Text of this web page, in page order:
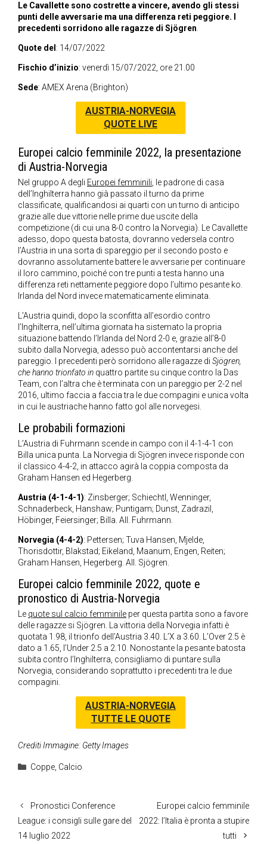
Le Cavallette sono costrette a vincere, avendo gli stessi
punti delle avversarie ma una differenza reti peggiore. I
precedenti sorridono alle ragazze di Sjögren.
Quote del : 14/07/2022
Fischio d’inizio: venerdì 15/07/2022, ore 21.00
Sede: AMEX Arena (Brighton)
AUSTRIA-NORVEGIA
QUOTE LIVE
Europei calcio femminile 2022, la presentazione
di Austria-Norvegia
Nel gruppo A degli Europei femminili, le padrone di casa
dell’Inghilterra hanno già passato il turno da prime
classificate, qualificandosi ai quarti con un turno di anticipo
grazie alle due vittorie nelle prime due uscite della
competizione (di cui una 8-0 contro la Norvegia). Le Cavallette
adesso, dopo questa batosta, dovranno vedersela contro
l’Austria in una sorta di spareggio per il secondo posto e
dovranno assolutamente battere le avversarie per continuare
il loro cammino, poiché con tre punti a testa hanno una
differenza reti nettamente peggiore dopo l’ultimo pesante ko.
Irlanda del Nord invece matematicamente eliminata.
L’Austria quindi, dopo la sconfitta all’esordio contro
l’Inghilterra, nell’ultima giornata ha sistemato la propria
situazione battendo l’Irlanda del Nord 2-0 e, grazie all’8-0
subito dalla Norvegia, adesso può accontentarsi anche del
pareggio. I precedenti però sorridono alle ragazze di Sjögren,
che hanno trionfato in quattro partite su cinque contro la Das
Team, con l’altra che è terminata con un pareggio per 2-2 nel
2016, ultimo faccia a faccia tra le due compagini e unica volta
in cui le austriache hanno fatto gol alle norvegesi.
Le probabili formazioni
L’Austria di Fuhrmann scende in campo con il 4-1-4-1 con
Billa unica punta. La Norvegia di Sjögren invece risponde con
il classico 4-4-2, in attacco agirà la coppia composta da
Graham Hansen ed Hegerberg.
Austria (4-1-4-1): Zinsberger; Schiechtl, Wenninger,
Schnaderbeck, Hanshaw; Puntigam; Dunst, Zadrazil,
Höbinger, Feiersinger; Billa. All. Fuhrmann.
Norvegia (4-4-2): Pettersen; Tuva Hansen, Mjelde,
Thorisdottir, Blakstad; Eikeland, Maanum, Engen, Reiten;
Graham Hansen, Hegerberg. All. Sjögren.
Europei calcio femminile 2022, quote e
pronostico di Austria-Norvegia
Le quote sul calcio femminile per questa partita sono a favore
delle ragazze si Sjögren. La vittoria della Norvegia infatti è
quotata 1.98, il trionfo dell’Austria 3.40. L’X a 3.60. L’Over 2.5 è
dato a 1.65, l’Under 2.5 a 2.10. Nonostante la pesante batosta
subita contro l’Inghilterra, consigliamo di puntare sulla
Norvegia, considerando soprattutto i precedenti tra le due
compagini.
AUSTRIA-NORVEGIA
TUTTE LE QUOTE
Crediti Immagine: Getty Images
Categorie
Coppe, Calcio
Pronostici Conference
League: i consigli sulle gare del
14 luglio 2022
Europei calcio femminile
2022: l’Italia è pronta a stupire
tutti